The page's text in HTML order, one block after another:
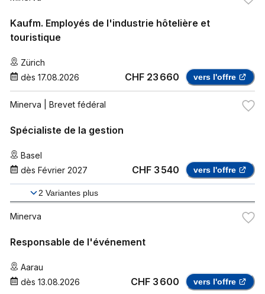
Kaufm. Employés de l'industrie hôtelière et
touristique
Zürich
dès 17.08.2026 CHF 23 660 vers l'offre
Minerva | Brevet fédéral
Spécialiste de la gestion
Basel
dès Février 2027 CHF 3 540 vers l'offre
2 Variantes plus
Minerva
Responsable de l'événement
Aarau
dès 13.08.2026 CHF 3 600 vers l'offre